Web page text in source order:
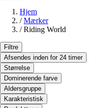
Hjem
/ Mærker
/ Riding World
Filtre
Afsendes inden for 24 timer
Størrelse
Dominerende farve
Aldersgruppe
Karakteristisk